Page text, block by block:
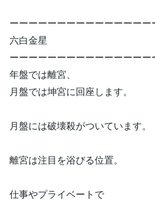
ーーーーーーーーーーーーーー
六白金星
ーーーーーーーーーーーーーー
年盤では離宮、
月盤では坤宮に回座します。
月盤には破壊殺がついています。
離宮は注目を浴びる位置。
仕事やプライベートで